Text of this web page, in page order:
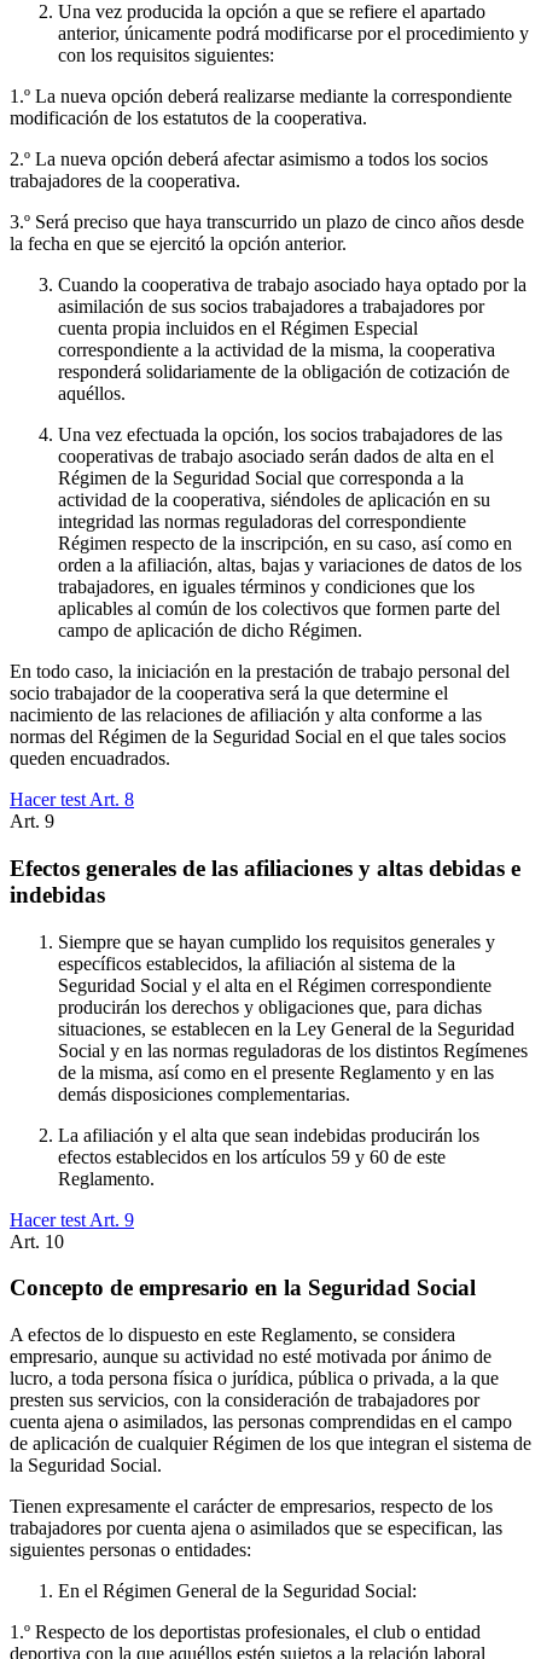
Una vez producida la opción a que se refiere el apartado
anterior, únicamente podrá modificarse por el procedimiento y
con los requisitos siguientes:
1.º La nueva opción deberá realizarse mediante la correspondiente
modificación de los estatutos de la cooperativa.
2.º La nueva opción deberá afectar asimismo a todos los socios
trabajadores de la cooperativa.
3.º Será preciso que haya transcurrido un plazo de cinco años desde
la fecha en que se ejercitó la opción anterior.
Cuando la cooperativa de trabajo asociado haya optado por la
asimilación de sus socios trabajadores a trabajadores por
cuenta propia incluidos en el Régimen Especial
correspondiente a la actividad de la misma, la cooperativa
responderá solidariamente de la obligación de cotización de
aquéllos.
Una vez efectuada la opción, los socios trabajadores de las
cooperativas de trabajo asociado serán dados de alta en el
Régimen de la Seguridad Social que corresponda a la
actividad de la cooperativa, siéndoles de aplicación en su
integridad las normas reguladoras del correspondiente
Régimen respecto de la inscripción, en su caso, así como en
orden a la afiliación, altas, bajas y variaciones de datos de los
trabajadores, en iguales términos y condiciones que los
aplicables al común de los colectivos que formen parte del
campo de aplicación de dicho Régimen.
En todo caso, la iniciación en la prestación de trabajo personal del
socio trabajador de la cooperativa será la que determine el
nacimiento de las relaciones de afiliación y alta conforme a las
normas del Régimen de la Seguridad Social en el que tales socios
queden encuadrados.
Hacer test Art. 8
Art. 9
Efectos generales de las afiliaciones y altas debidas e
indebidas
Siempre que se hayan cumplido los requisitos generales y
específicos establecidos, la afiliación al sistema de la
Seguridad Social y el alta en el Régimen correspondiente
producirán los derechos y obligaciones que, para dichas
situaciones, se establecen en la Ley General de la Seguridad
Social y en las normas reguladoras de los distintos Regímenes
de la misma, así como en el presente Reglamento y en las
demás disposiciones complementarias.
La afiliación y el alta que sean indebidas producirán los
efectos establecidos en los artículos 59 y 60 de este
Reglamento.
Hacer test Art. 9
Art. 10
Concepto de empresario en la Seguridad Social
A efectos de lo dispuesto en este Reglamento, se considera
empresario, aunque su actividad no esté motivada por ánimo de
lucro, a toda persona física o jurídica, pública o privada, a la que
presten sus servicios, con la consideración de trabajadores por
cuenta ajena o asimilados, las personas comprendidas en el campo
de aplicación de cualquier Régimen de los que integran el sistema de
la Seguridad Social.
Tienen expresamente el carácter de empresarios, respecto de los
trabajadores por cuenta ajena o asimilados que se especifican, las
siguientes personas o entidades:
En el Régimen General de la Seguridad Social:
1.º Respecto de los deportistas profesionales, el club o entidad
deportiva con la que aquéllos estén sujetos a la relación laboral